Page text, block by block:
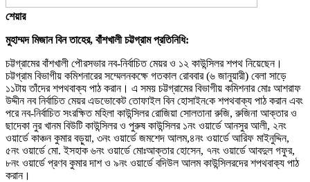
শেয়ার
মুহাম্মদ মিজান বিন তাহের, বাঁশখালী চট্টগ্রাম প্রতিনিধি:
চট্টগ্রামের বাঁশখালী পৌরসভার নব-নির্বাচিত মেয়র ও ১২ কাউন্সিলর শপথ নিয়েছেন।
চট্টগ্রাম বিভাগীয় কমিশনারের সম্মেলনকক্ষে গতকাল রোববার (৬ জানুয়ারী) বেলা সাড়ে
১১টায় তাঁদের শপথবাক্য পাঠ করান। এ সময় চট্টগ্রামের বিভাগীয় কমিশনার মোঃ আশরাফ
উদ্দীন নব নির্বাচিত মেয়র এডভোকেট তোফাইল বিন হোসাইন‌কে শপথবাক্য পাঠ করান এবং
পরে নব-নির্বাচিত সংরক্ষিত মহিলা কাউন্সিলর রোজিয়া সোলতানা রুজি, রুজিনা আক্তার ও
ছাদেকা নুর খানম বিউটি কাউন্সিলর ও পুরুষ কাউন্সিলর ১নং ওয়ার্ডে আনসুর আলী, ২নং
ওয়ার্ডে কাঞ্চন কুমার বড়ুয়া, ৩নং ওয়ার্ডে জমশেদ আলম,৪নং ওয়ার্ডে আরিফ মাইনুদ্দিন,
৫নং ওয়ার্ডে মো. ইসহাক ৬নং ওয়ার্ডে মোঃআক্তার হোসেন, ৭নং ওয়ার্ডে আবদুল গফুর,
৮নং ওয়ার্ডে প্রণব কুমার দাশ ও ৯নং ওয়ার্ডে বদিউল আলম কাউন্সিলরদের শপথবাক্য পাঠ
করান।